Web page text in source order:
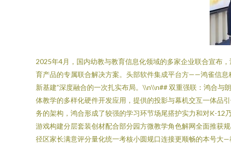
2025年4月，国内幼教与教育信息化领域的多家企业联合宣布
育产品的专属联合解决方案。头部软件集成平台方——鸿雀信
新基建”深度融合的一次扎实布局。\\n\\n## 双重强联：鸿合
体教学的多样化硬件开发应用，提供的投影与幕机交互一体品
务的架构，鸿合形成了较强的学习环节场尾搭护实力和对K-12
游戏构建分层套装创材配合部分园方微教学角色解网全面推获
径区家长满意评分量化统一考核小圆规口连接更顺畅的本号大